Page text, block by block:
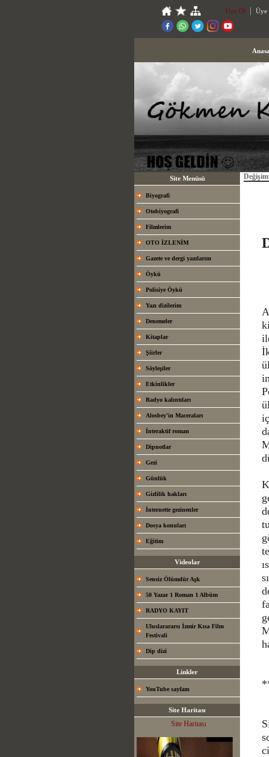
Üye Ol Üye
Site Menüsü
Biyografi
Otobiyografi
Filmlerim
OTO İZLENİM
Gazete ve dergi yazılarım
Öykü
Polisiye Öykü
Yazı dizilerim
Denemeler
Kitaplar
Şiirler
Söyleşiler
Etkinlikler
Radyo kalıntıları
Alosbey'in Maceraları
İnteraktif roman
Dipnotlar
Gezi
Günlük
Gizlilik hakları
İnternette gezinenler
Dosya konuları
Eğitim
Videolar
Sensiz Ölümdür Aşk
50 Yazar 1 Roman 1 Albüm
RADYO KAYIT
Uluslarararsı İzmir Kısa Film
Festivali
Dip dizi
Linkler
YouTube sayfam
Site Haritası
Site Haritası